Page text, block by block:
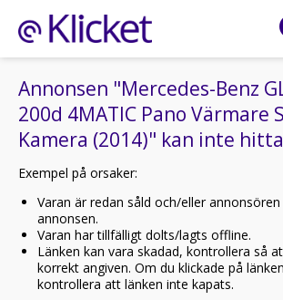
Annonsen "Mercedes-Benz
200d 4MATIC Pano Värmare
Kamera (2014)" kan inte
Exempel på orsaker:
Varan är redan såld och/eller
annonsen.
Varan har tillfälligt dolts/lagts offline.
Länken kan vara skadad, kontrollera så
korrekt angiven. Om du klickade på
kontrollera att länken inte kapats.